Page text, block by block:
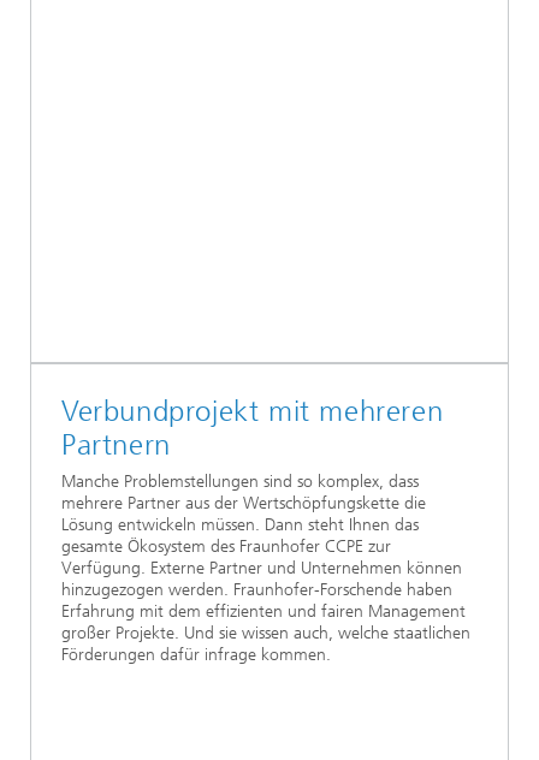
Verbundprojekt mit mehreren
Partnern
Manche Problemstellungen sind so komplex, dass
mehrere Partner aus der Wertschöpfungskette die
Lösung entwickeln müssen. Dann steht Ihnen das
gesamte Ökosystem des Fraunhofer CCPE zur
Verfügung. Externe Partner und Unternehmen können
hinzugezogen werden. Fraunhofer-Forschende haben
Erfahrung mit dem effizienten und fairen Management
großer Projekte. Und sie wissen auch, welche staatlichen
Förderungen dafür infrage kommen.